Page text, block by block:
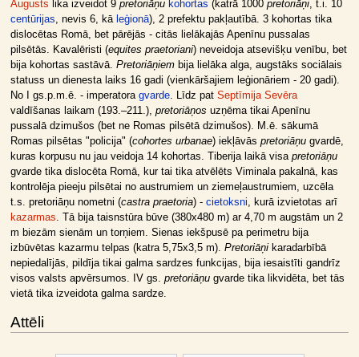
Augusts lika izveidot 9 pretoriāņu kohortas (katrā 1000 pretoriāņi, t.i. 10
centūrijas, nevis 6, kā leģionā), 2 prefektu pakļautībā. 3 kohortas tika
dislocētas Romā, bet pārējās - citās lielākajās Apenīnu pussalas
pilsētās. Kavalēristi (equites praetoriani) neveidoja atsevišķu venību, bet
bija kohortas sastāvā. Pretoriāņiembija lielāka alga, augstāks sociālais
statuss un dienesta laiks 16 gadi (vienkāršajiem leģionāriem - 20 gadi).
No I gs.p.m.ē. - imperatora gvarde. Līdz pat Septīmija Sevēra
valdīšanas laikam (193.–211.), pretoriāņos uzņēma tikai Apenīnu
pussalā dzimušos (bet ne Romas pilsētā dzimušos). M.ē. sākumā
Romas pilsētas "policija" (cohortes urbanae) iekļāvās pretoriāņugvardē,
kuras korpusu nu jau veidoja 14 kohortas. Tiberija laikā visa pretoriāņu
gvarde tika dislocēta Romā, kur tai tika atvēlēts Viminala pakalnā, kas
kontrolēja pieeju pilsētai no austrumiem un ziemeļaustrumiem, uzcēla
t.s. pretoriāņu nometni (castra praetoria) - cietoksni, kurā izvietotas arī
kazarmas. Tā bija taisnstūra būve (380x480 m) ar 4,70 m augstām un 2
m biezām sienām un torņiem. Sienas iekšpusē pa perimetru bija
izbūvētas kazarmu telpas (katra 5,75x3,5 m). Pretoriāņikaradarbībā
nepiedalījās, pildīja tikai galma sardzes funkcijas, bija iesaistīti gandrīz
visos valsts apvērsumos. IV gs. pretoriāņugvarde tika likvidēta, bet tās
vietā tika izveidota galma sardze.
Attēli